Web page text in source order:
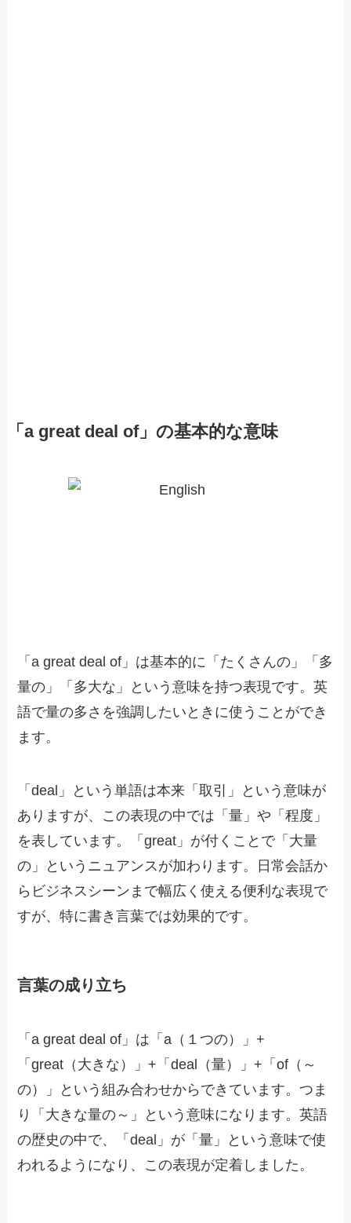
「a great deal of」の基本的な意味
「a great deal of」は基本的に「たくさんの」「多
量の」「多大な」という意味を持つ表現です。英
語で量の多さを強調したいときに使うことができ
ます。
「deal」という単語は本来「取引」という意味が
ありますが、この表現の中では「量」や「程度」
を表しています。「great」が付くことで「大量
の」というニュアンスが加わります。日常会話か
らビジネスシーンまで幅広く使える便利な表現で
すが、特に書き言葉では効果的です。
言葉の成り立ち
「a great deal of」は「a（１つの）」+
「great（大きな）」+「deal（量）」+「of（～
の）」という組み合わせからできています。つま
り「大きな量の～」という意味になります。英語
の歴史の中で、「deal」が「量」という意味で使
われるようになり、この表現が定着しました。